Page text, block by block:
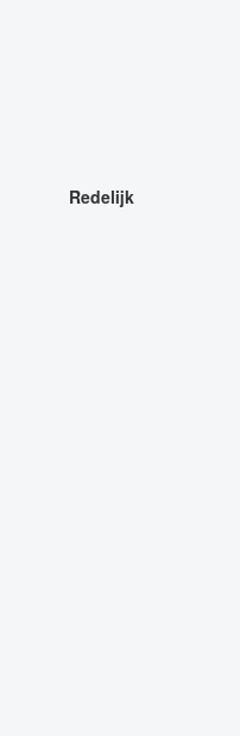
Redelijk